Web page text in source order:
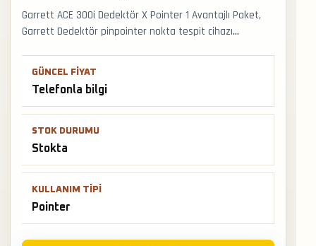
Garrett ACE 300i Dedektör X Pointer 1 Avantajlı Paket,
Garrett Dedektör pinpointer nokta tespit cihazı
modeldir. Kazı sırasında küçük metal hedefleri
vermeden almak için kullanılır. Faturalı satış, Türkiye
geneli kargo ve mağazadan teslimat desteğiyle satış ve
teslimat desteği hızlıca alınabilir.
GÜNCEL FIYAT
Telefonla bilgi
STOK DURUMU
Stokta
KULLANIM TIPI
Pointer